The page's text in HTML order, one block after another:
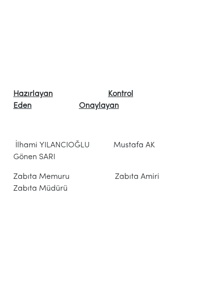
Hazırlayan
Kontrol
Eden
Onaylayan
İlhami YILANCIOĞLU Mustafa AK
Gönen SARI
Zabıta Memuru Zabıta Amiri
Zabıta Müdürü